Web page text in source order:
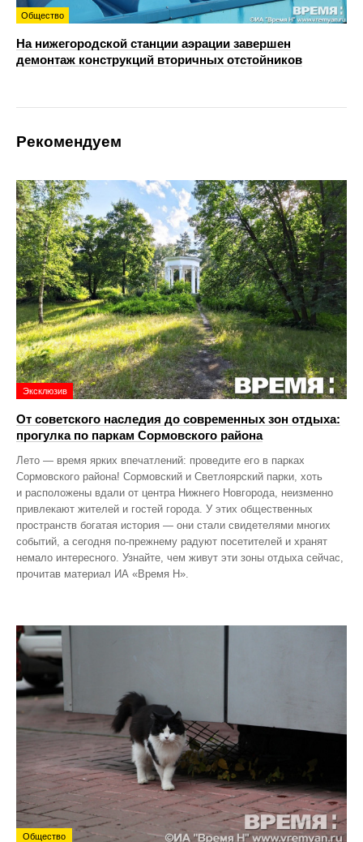
Общество
На нижегородской станции аэрации завершен
демонтаж конструкций вторичных отстойников
Рекомендуем
Эксклюзив
От советского наследия до современных зон отдыха:
прогулка по паркам Сормовского района
Лето — время ярких впечатлений: проведите его в парках
Сормовского района! Сормовский и Светлоярский парки, хоть
и расположены вдали от центра Нижнего Новгорода, неизменно
привлекают жителей и гостей города. У этих общественных
пространств богатая история — они стали свидетелями многих
событий, а сегодня по‑прежнему радуют посетителей и хранят
немало интересного. Узнайте, чем живут эти зоны отдыха сейчас,
прочитав материал ИА «Время Н».
Общество